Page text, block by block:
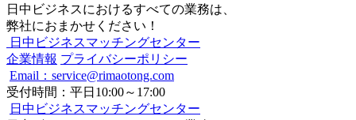
日中ビジネスにおけるすべての業務は、
弊社におまかせください！
日中ビジネスマッチングセンター
企業情報 プライバシーポリシー
Email：service@rimaotong.com
受付時間：平日10:00～17:00
日中ビジネスマッチングセンター